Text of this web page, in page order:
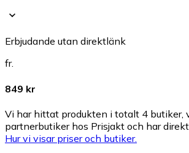
Erbjudande utan direktlänk
fr.
849 kr
Vi har hittat produkten i totalt 4 butiker,
partnerbutiker hos Prisjakt och har
Hur vi visar priser och butiker.